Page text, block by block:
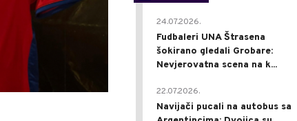
24.07.2026.
Fudbaleri UNA Štrasena
šokirano gledali Grobare:
Nevjerovatna scena na k...
22.07.2026.
Navijači pucali na autobus sa